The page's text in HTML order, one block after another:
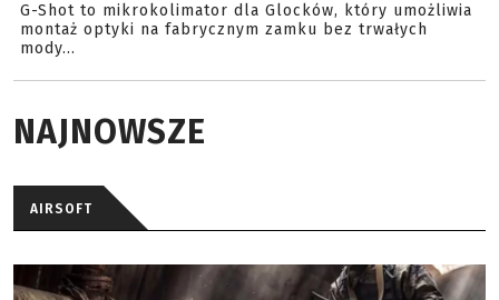
G-Shot to mikrokolimator dla Glocków, który umożliwia
montaż optyki na fabrycznym zamku bez trwałych
mody...
NAJNOWSZE
AIRSOFT